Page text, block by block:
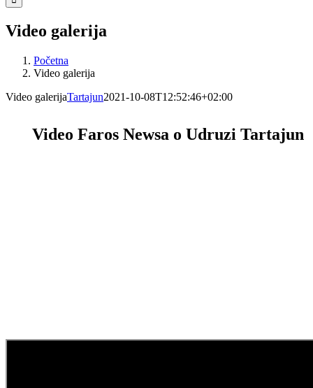
Video galerija
Početna
Video galerija
Video galerijaTartajun2021-10-08T12:52:46+02:00
Video Faros Newsa o Udruzi Tartajun